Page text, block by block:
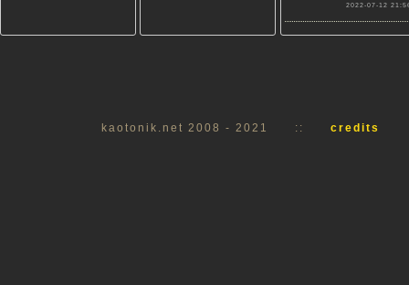
2022-07-12
kaotonik.net 2008 - 2021 :: credits